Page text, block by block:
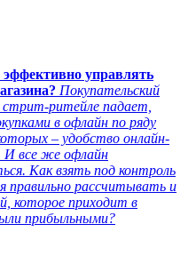
управлять
Покупательский
ритейле падает,
в офлайн по ряду
– удобство онлайн-
И все же офлайн
Как взять под контроль
правильно рассчитывать и
которое приходит в
прибыльными?